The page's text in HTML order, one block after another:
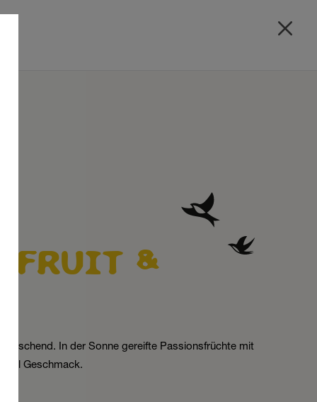
FRUIT
In der Sonne gereifte Passionsfrüchte mit
viel Geschmack.